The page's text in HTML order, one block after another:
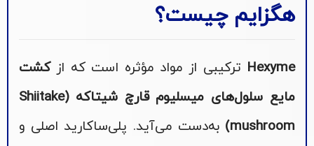
هگزایم چیست؟
Hexyme ترکیبی از مواد مؤثره است که ازکشت
مایع سلول‌های میسلیوم قارچ شیتاکه (Shiitake
mushroom) به‌دست می‌آید. پلی‌ساکارید اصلی و